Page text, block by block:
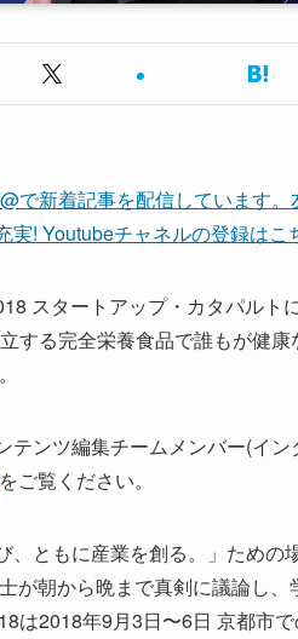
で新着記事を配信しています。
! Youtubeチャネルの登録はこ
スタートアップ・カタパル
する完全栄養食品で誰もが健
ンツ編集チームメンバー(イ
をご覧ください。
、ともに産業を創る。」ため
が朝から晩まで真剣に議論し
は2018年9月3日〜6日 京都市